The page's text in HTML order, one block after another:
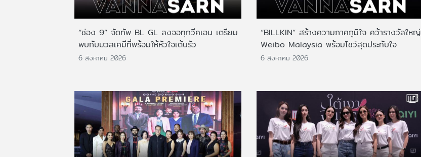
“ช่อง 9” จัดทัพ BL GL ลงจอทุกวีคเอน เตรียม
พบกับมวลเคมีที่พร้อมให้หัวใจเต้นรัว
6 สิงหาคม 2026
“BILLKIN” สร้างความภาคภูมิใจ คว้ารางวัลใหญ่
Weibo Malaysia พร้อมโชว์สุดประทับใจ
6 สิงหาคม 2026